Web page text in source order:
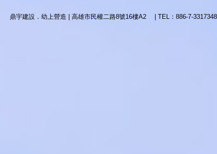
鼎宇建設．幼上營造 | 高雄市民權二路8號16樓A2 | TEL：886-7-